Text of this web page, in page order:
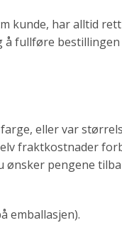
kunde, har alltid
fullføre
eller var
fraktkostnader
pengene
emballasjen).